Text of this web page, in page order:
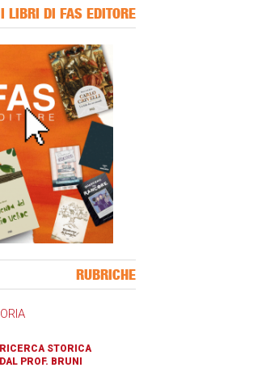
I LIBRI DI FAS EDITORE
RUBRICHE
STORICA
PROF. BRUNI